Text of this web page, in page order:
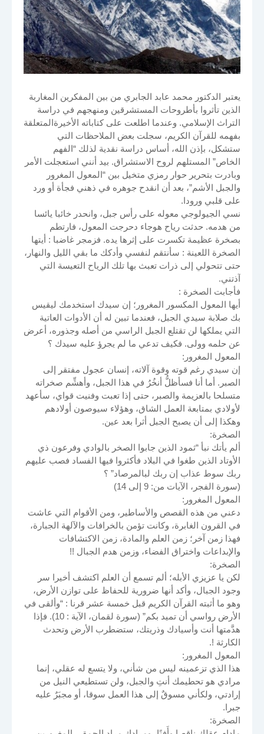
يعتبر الدكتور محمد عابد الجابري من بين المفكرين المغاربة
الذين تأثروا بأطروحات المستشرقين ومنهجهم في دراسة
التراث الإسلامي. وعندما اطلعت على كتاباته الأخيرةالمتعلقة
بفهمه للقرآن الكريم، سجلت بعض الملاحظات التي
ستشكل، بإذن الله، أساس دراسة نقدية لذلك “الفهم
الخاص” المستلهم لروح الاستشراق. بيد أنني استعجلت الأمر
وبادرت بتحرير حوار رمزي متخيل بين “المعول المغرور
والجبل الأشم”، بعد أن انقدح جوهره في ذهني فجأة أو ورد
على قلبي ورودا.
نسي الجيولوجي معوله على رأس جبل، وانحدر خائبا يائسا
من هدمه. حدثت رياح هوجاء دحرجت المعول، فارتطم
بصخرة عظيمة تكسرت على إثرها يده. فزمجر غاضبا : أيتها
الصخرة اللعينة : سأنتقم لنفسي وأدكك ما بقي الليل والنهار،
حتى تتحولي إلى ذرات تعبث بها تلك الرياح التعيسة التي
آذتني.
فأجابت الصخرة :
أيها المعول المكسور المغرور؛ إن سيدك استخدمك ليقيس
بك صلابة سيدي الجبل، فعندما تبين له أن الأدوات العاتية
التي يملكها لن تقتلع الجبل الراسي من أصله وجذوره، أعرض
عن حلمه وولى. فكيف تدعي ما لم يجرؤ عليه سيدك ؟
المعول المغرور:
إن سيدي رغم قوته وقوة آلاته، إنسان عجول مفتقر إلى
الصبر. أما أنا فسأظلُّ أنخُرُ في هذا الجبل، وأهشِّم صخراته
متسلحا بالعزيمة والصبر، حتى إذا تعبت وفنيت قواي، سأعهد
لأولادي بمتابعة العمل الشاق، وهؤلاء سيوصون أولادهم
وهكذا إلى أن يصبح الجبل أثرا بعد عين.
الصخرة:
ألم يأتك نبأ “ثمود الذين جابوا الصخر بالوادي وفرعون ذي
الأوتاد الذين طغوا في البلاد فأكثروا فيها الفساد فصب عليهم
ربك سوط عذاب إن ربك لبالمرصاد” ؟
(سورة الفجر، الآيات من: 9 إلى 14)
المعول المغرور:
دعني من هذه القصص والأساطير، ومن الأقوام التي عاشت
في القرون الغابرة، وكانت تؤمن بالخرافات والآلهة الجبارة،
فهذا زمن آخر؛ زمن العلم والمادة، زمن الاكتشافات
والإبداعات واختراق الفضاء، وزمن هدم الجبال !!
الصخرة:
لكن يا عزيزي الأبله؛ ألم تسمع أن العلم اكتشف أخيرا سر
وجود الجبال، وأكد أنها ضرورية للحفاظ على توازن الأرض،
وهو ما أثبته القرآن الكريم قبل خمسة عشر قرنا : “وألقى في
الأرض رواسي أن تميد بكم” (سورة لقمان، الآية : 10). فإذا
هدَّمتها أنت وأسيادك وذريتك، ستضطرب الأرض وتحدث
الكارثة !.
المعول المغرور:
هذا الذي تزعمينه ليس من شأني، ولا يتسع له عقلي، إنما
مرادي هو تحطيمك أنتِ والجبل، ولن تستطيعي النيل من
إرادتي، ولكأني مسوقٌ إلى هذا العمل سوقا، أو مجبَرٌ عليه
جبرا.
الصخرة: